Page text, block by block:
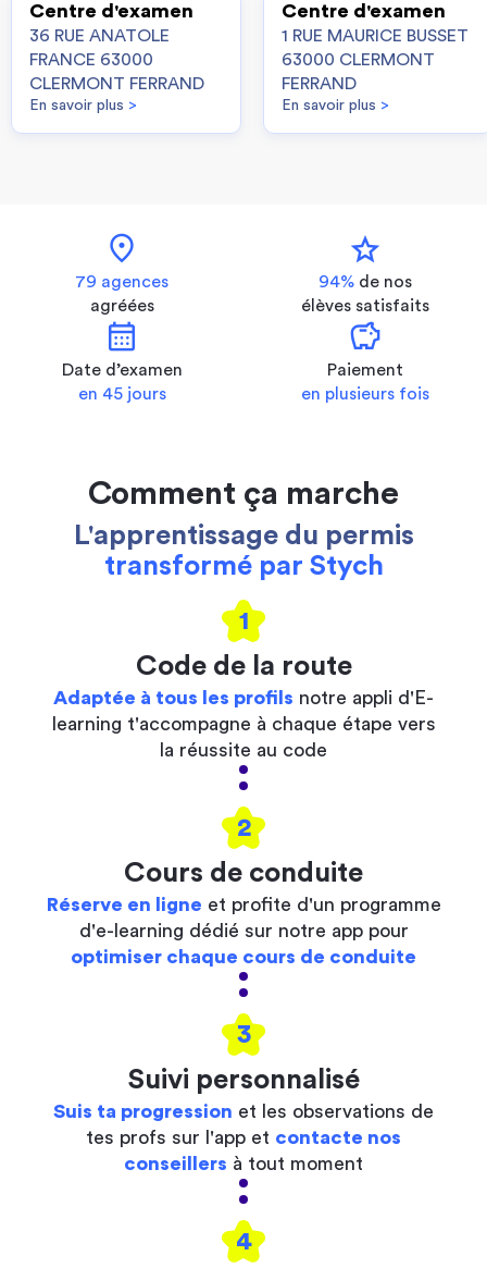
Centre d'examen
36 RUE ANATOLE
FRANCE 63000
CLERMONT FERRAND
En savoir plus >
Centre d'examen
1 RUE MAURICE BUSSET
63000 CLERMONT
FERRAND
En savoir plus >
location_on
79 agences
agréées
star
94% de nos
élèves satisfaits
calendar_month
Date d’examen
en 45 jours
savings
Paiement
en plusieurs fois
Comment ça marche
L'apprentissage du permis
transformé par Stych
1
Code de la route
Adaptée à tous les profils notre appli d'E-
learning t'accompagne à chaque étape vers
la réussite au code
2
Cours de conduite
Réserve en ligne et profite d'un programme
d'e-learning dédié sur notre app pour
optimiser chaque cours de conduite
3
Suivi personnalisé
Suis ta progression et les observations de
tes profs sur l'app et contacte nos
conseillers à tout moment
4